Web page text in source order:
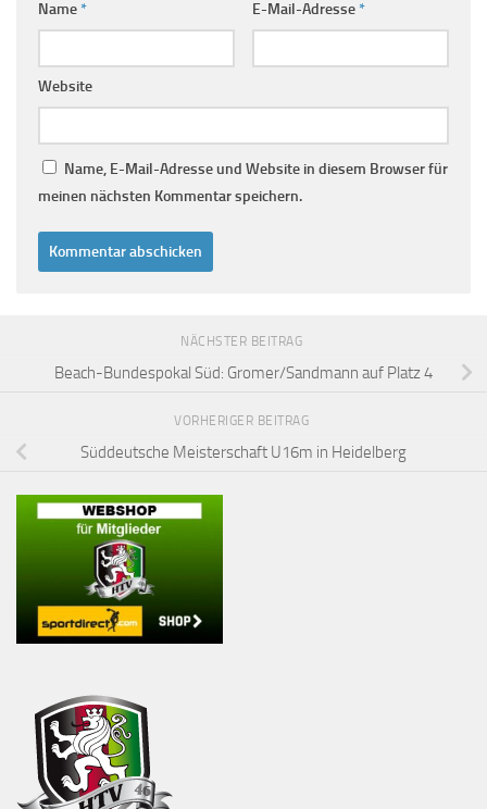
Name* E-Mail-Adresse*
Website
Name, E-Mail-Adresse und Website in diesem Browser für
meinen nächsten Kommentar speichern.
NÄCHSTER BEITRAG
Beach-Bundespokal Süd: Gromer/Sandmann auf Platz 4
VORHERIGER BEITRAG
Süddeutsche Meisterschaft U16m in Heidelberg